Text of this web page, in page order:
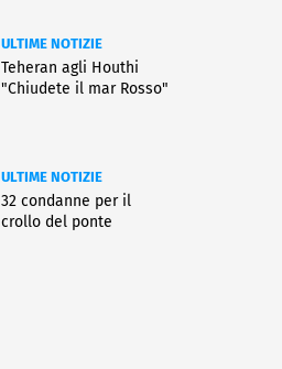
ULTIME NOTIZIE
Teheran agli Houthi
"Chiudete il mar Rosso"
ULTIME NOTIZIE
32 condanne per il
crollo del ponte